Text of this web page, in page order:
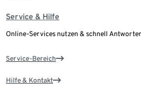
Service & Hilfe
Online-Services nutzen & schnell
Service-Bereich
Hilfe & Kontakt